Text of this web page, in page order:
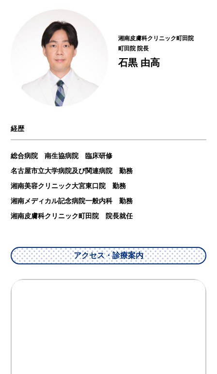
湘南皮膚科クリニック町田院
町田院 院長
石黒 由高
経歴
総合病院 南生協病院 臨床研修
名古屋市立大学病院及び関連病院 勤務
湘南美容クリニック大宮東口院 勤務
湘南メディカル記念病院一般内科 勤務
湘南皮膚科クリニック町田院 院長就任
アクセス・診療案内